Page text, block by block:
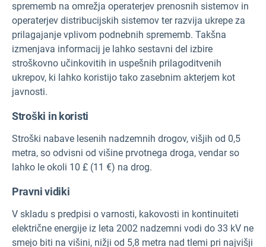
sprememb na omrežja operaterjev prenosnih sistemov in
operaterjev distribucijskih sistemov ter razvija ukrepe za
prilagajanje vplivom podnebnih sprememb. Takšna
izmenjava informacij je lahko sestavni del izbire
stroškovno učinkovitih in uspešnih prilagoditvenih
ukrepov, ki lahko koristijo tako zasebnim akterjem kot
javnosti.
Stroški in koristi
Stroški nabave lesenih nadzemnih drogov, višjih od 0,5
metra, so odvisni od višine prvotnega droga, vendar so
lahko le okoli 10 £ (11 €) na drog.
Pravni vidiki
V skladu s predpisi o varnosti, kakovosti in kontinuiteti
električne energije iz leta 2002 nadzemni vodi do 33 kV ne
smejo biti na višini, nižji od 5,8 metra nad tlemi pri najvišji